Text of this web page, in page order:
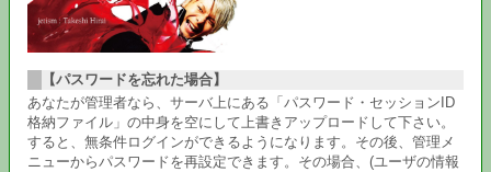
【パスワードを忘れた場合】
あなたが管理者なら、サーバ上にある「パスワード・セッションID
格納ファイル」の中身を空にして上書きアップロードして下さい。
すると、無条件ログインができるようになります。その後、管理メ
ニューからパスワードを再設定できます。その場合、(ユーザの情報